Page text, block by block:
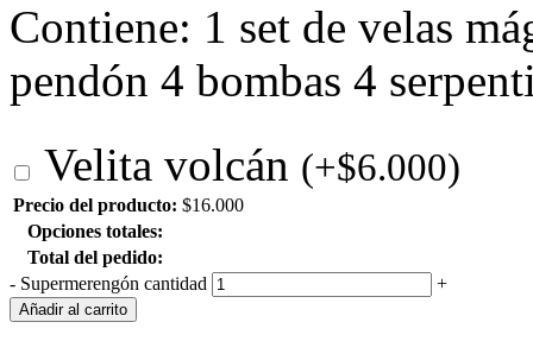
Contiene: 1 set de velas
pendón 4 bombas 4
Velita volcán (+$6.000)
Precio del producto: $16.000
Opciones totales:
Total del pedido:
- Supermerengón cantidad +
Añadir al carrito